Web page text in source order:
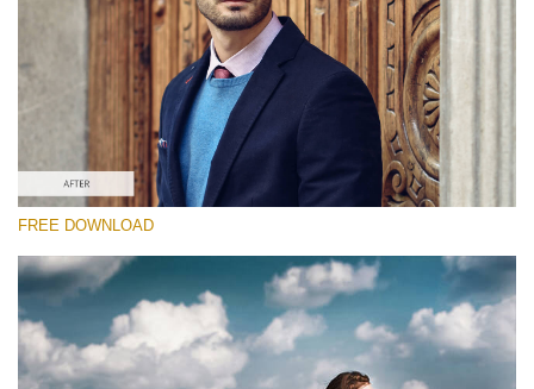
Entire Collection
(2067 Lr Presets)
Free download
travel, portrait, landscape, fashion, street, children,
architecture, couple, wedding
FREE DOWNLOAD